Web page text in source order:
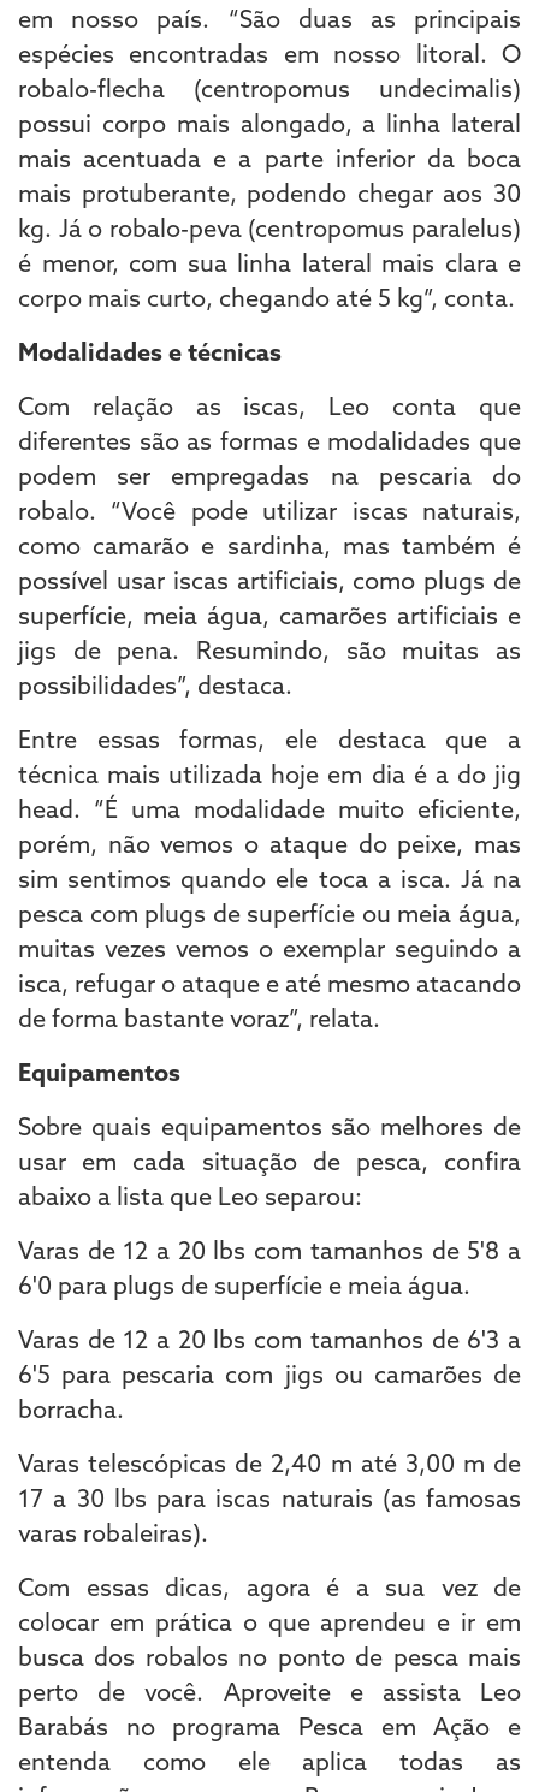
em nosso país. “São duas as principais
espécies encontradas em nosso litoral. O
robalo-flecha (centropomus undecimalis)
possui corpo mais alongado, a linha lateral
mais acentuada e a parte inferior da boca
mais protuberante, podendo chegar aos 30
kg. Já o robalo-peva (centropomus paralelus)
é menor, com sua linha lateral mais clara e
corpo mais curto, chegando até 5 kg”, conta.
Modalidades e técnicas
Com relação as iscas, Leo conta que
diferentes são as formas e modalidades que
podem ser empregadas na pescaria do
robalo. “Você pode utilizar iscas naturais,
como camarão e sardinha, mas também é
possível usar iscas artificiais, como plugs de
superfície, meia água, camarões artificiais e
jigs de pena. Resumindo, são muitas as
possibilidades”, destaca.
Entre essas formas, ele destaca que a
técnica mais utilizada hoje em dia é a do jig
head. “É uma modalidade muito eficiente,
porém, não vemos o ataque do peixe, mas
sim sentimos quando ele toca a isca. Já na
pesca com plugs de superfície ou meia água,
muitas vezes vemos o exemplar seguindo a
isca, refugar o ataque e até mesmo atacando
de forma bastante voraz”, relata.
Equipamentos
Sobre quais equipamentos são melhores de
usar em cada situação de pesca, confira
abaixo a lista que Leo separou:
Varas de 12 a 20 lbs com tamanhos de 5'8 a
6'0 para plugs de superfície e meia água.
Varas de 12 a 20 lbs com tamanhos de 6'3 a
6'5 para pescaria com jigs ou camarões de
borracha.
Varas telescópicas de 2,40 m até 3,00 m de
17 a 30 lbs para iscas naturais (as famosas
varas robaleiras).
Com essas dicas, agora é a sua vez de
colocar em prática o que aprendeu e ir em
busca dos robalos no ponto de pesca mais
perto de você. Aproveite e assista Leo
Barabás no programa Pesca em Ação e
entenda como ele aplica todas as